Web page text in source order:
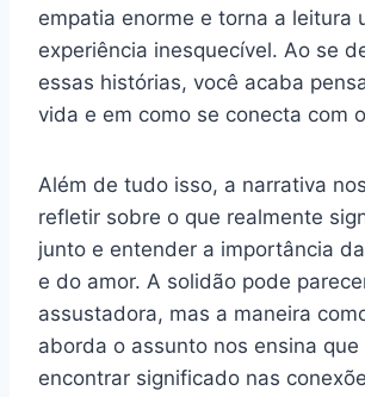
empatia enorme e torna a leitura
experiência inesquecível. Ao se
essas histórias, você acaba
vida e em como se conecta com
Além de tudo isso, a narrativa
refletir sobre o que realmente
junto e entender a importância
e do amor. A solidão pode
assustadora, mas a maneira
aborda o assunto nos ensina que
encontrar significado nas